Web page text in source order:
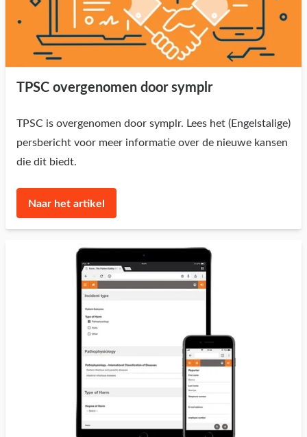
TPSC overgenomen door symplr
TPSC is overgenomen door symplr. Lees het (Engelstalige)
persbericht voor meer informatie over de nieuwe kansen
die dit biedt.
Naar het artikel